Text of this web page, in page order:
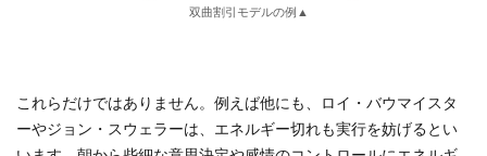
双曲割引モデルの例▲
これらだけではありません。例えば他にも、ロイ・バウマイスタ
ーやジョン・スウェラーは、エネルギー切れも実行を妨げるとい